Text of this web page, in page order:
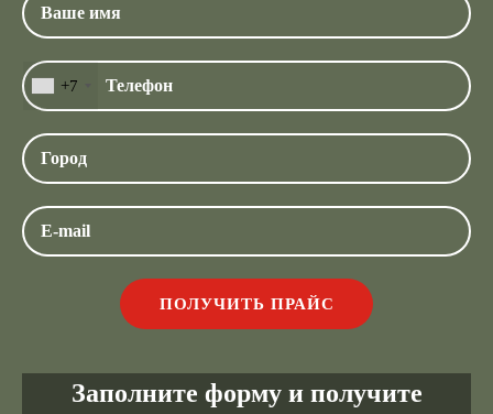
+7
Заполните форму и получите